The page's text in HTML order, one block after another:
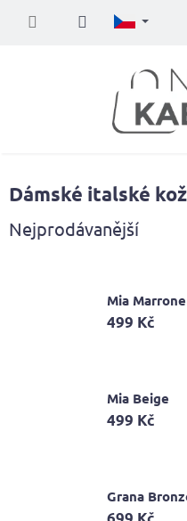
Dámské italské
Nejprodávanější
Mia Marrone
499 Kč
Mia Beige
499 Kč
Grana